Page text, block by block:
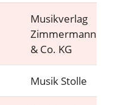
Musikverlag
Zimmermann
& Co. KG
Musik Stolle